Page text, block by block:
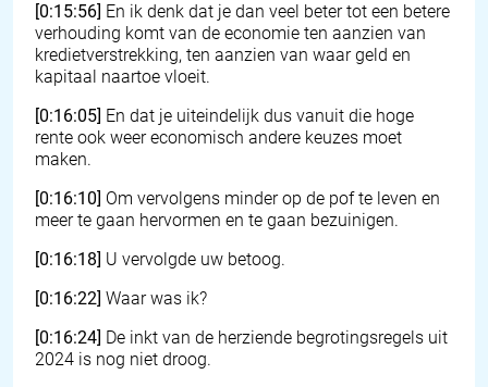
[0:15:56] En ik denk dat je dan veel beter tot een betere
verhouding komt van de economie ten aanzien van
kredietverstrekking, ten aanzien van waar geld en
kapitaal naartoe vloeit.
[0:16:05] En dat je uiteindelijk dus vanuit die hoge
rente ook weer economisch andere keuzes moet
maken.
[0:16:10] Om vervolgens minder op de pof te leven en
meer te gaan hervormen en te gaan bezuinigen.
[0:16:18] U vervolgde uw betoog.
[0:16:22] Waar was ik?
[0:16:24] De inkt van de herziende begrotingsregels uit
2024 is nog niet droog.